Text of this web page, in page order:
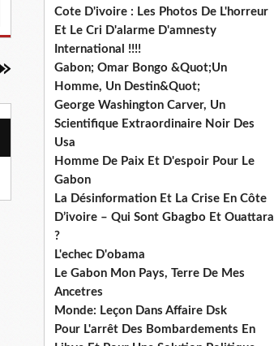
Cote D'ivoire : Les Photos De L'horreur
Et Le Cri D'alarme D'amnesty
International !!!!
Gabon; Omar Bongo &Quot;Un
Homme, Un Destin&Quot;
George Washington Carver, Un
Scientifique Extraordinaire Noir Des
Usa
Homme De Paix Et D'espoir Pour Le
Gabon
La Désinformation Et La Crise En Côte
D’ivoire – Qui Sont Gbagbo Et Ouattara
?
L'echec D'obama
Le Gabon Mon Pays, Terre De Mes
Ancetres
Monde: Leçon Dans Affaire Dsk
Pour L'arrêt Des Bombardements En